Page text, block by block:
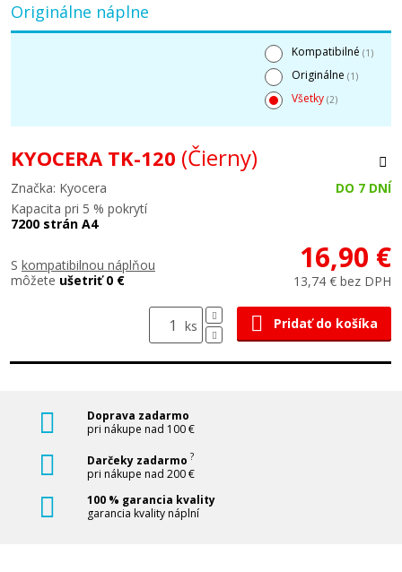
Originálne náplne
Kompatibilné (1)
Originálne (1)
Všetky (2)
KYOCERA TK-120 (Čierny)
Značka: Kyocera
DO 7 DNÍ
Kapacita pri 5 % pokrytí
7200 strán A4
S kompatibilnou náplňou
môžete ušetriť 0 €
16,90 €
13,74 € bez DPH
ks Pridať do košíka
Doprava zadarmo
pri nákupe nad 100 €
Darčeky zadarmo ?
pri nákupe nad 200 €
100 % garancia kvality
garancia kvality náplní